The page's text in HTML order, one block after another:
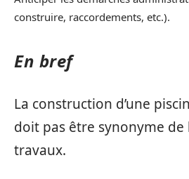
construire, raccordements, etc.).
En bref
La construction d’une
doit pas être synonyme de
travaux.